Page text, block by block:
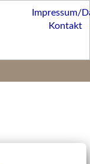
Impressum/
Kontakt